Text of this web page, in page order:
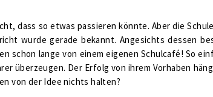
dass so etwas passieren könnte. Aber die
wurde gerade bekannt. Angesichts dessen
schon lange von einem eigenen Schulcafé! So
überzeugen. Der Erfolg von ihrem Vorhaben
von der Idee nichts halten?